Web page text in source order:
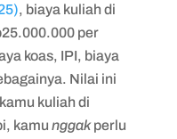
, biaya kuliah di
per
koas, IPI, biaya
Nilai ini
kuliah di
kamu nggakperlu